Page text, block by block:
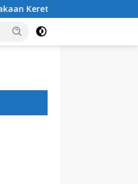
Timur, Keluarga Korban